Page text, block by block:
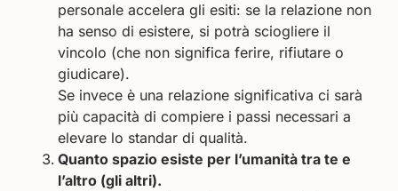
personale accelera gli esiti: se la relazione non
ha senso di esistere, si potrà sciogliere il
vincolo (che non significa ferire, rifiutare o
giudicare).
Se invece è una relazione significativa ci sarà
più capacità di compiere i passi necessari a
elevare lo standar di qualità.
Quanto spazio esiste per l’umanità tra te e
l’altro (gli altri).